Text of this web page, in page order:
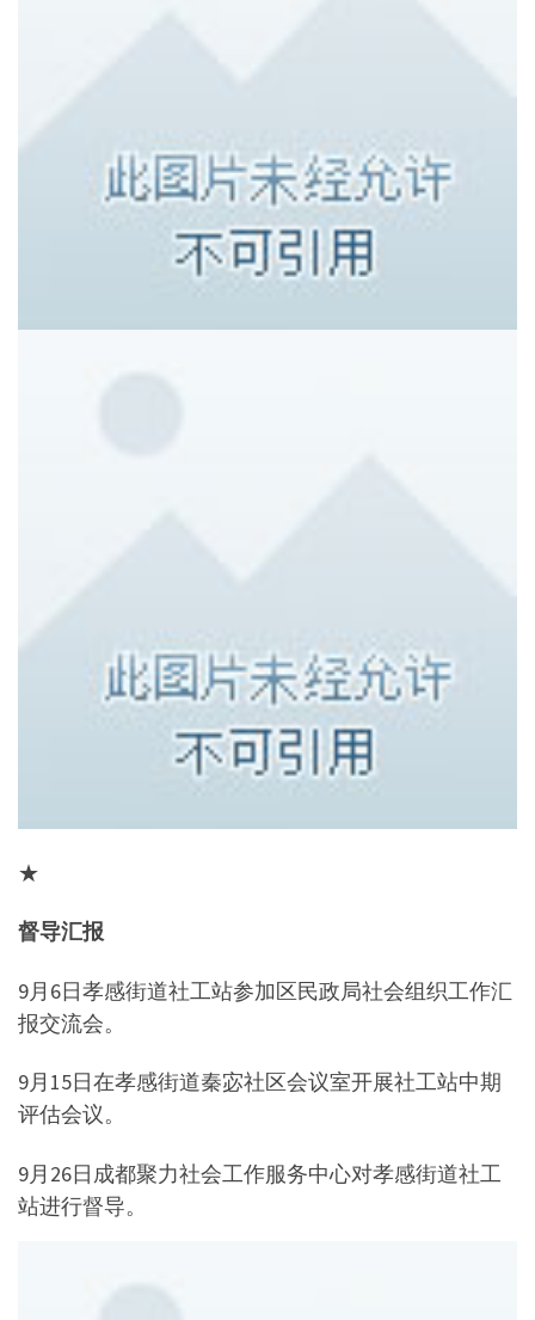
★
督导汇报
9月6日孝感街道社工站参加区民政局社会组织工作汇
报交流会。
9月15日在孝感街道秦宓社区会议室开展社工站中期
评估会议。
9月26日成都聚力社会工作服务中心对孝感街道社工
站进行督导。